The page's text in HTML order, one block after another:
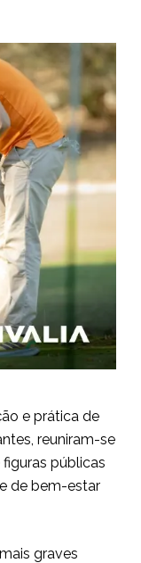
e prática de
reuniram-se
públicas
de bem-estar
graves